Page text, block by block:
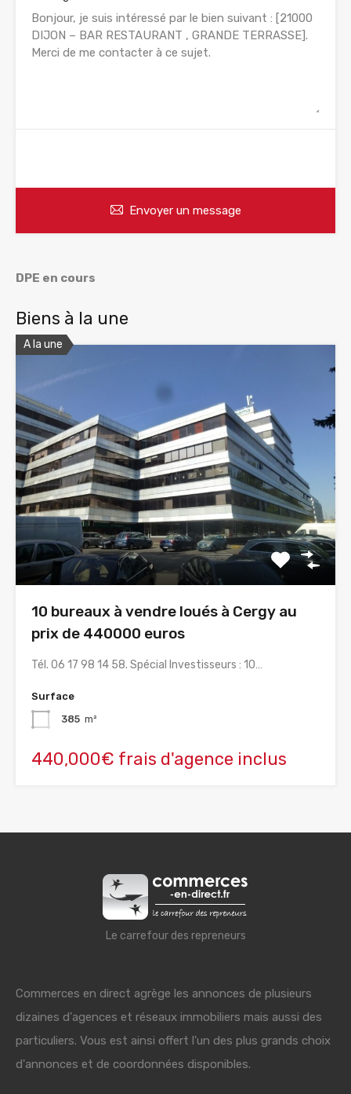
Envoyer un message
DPE en cours
Biens à la une
A la une
10 bureaux à vendre loués à Cergy au
prix de 440000 euros
Tél. 06 17 98 14 58. Spécial Investisseurs : 10…
Surface
385 m²
440,000€ frais d'agence inclus
Le carrefour des repreneurs
Commerces en direct agrège les annonces de plusieurs
dizaines d'agences et réseaux immobiliers mais aussi des
particuliers. Vous est ainsi offert l'un des plus grands choix
d'annonces et de coordonnées disponibles.